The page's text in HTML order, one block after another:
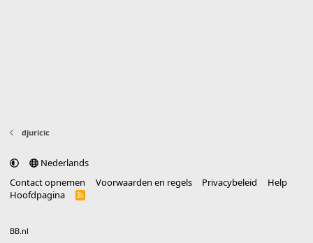
djuricic
Nederlands
Contact opnemen
Voorwaarden en regels Privacybeleid
Help
Hoofdpagina
R
BB.nl